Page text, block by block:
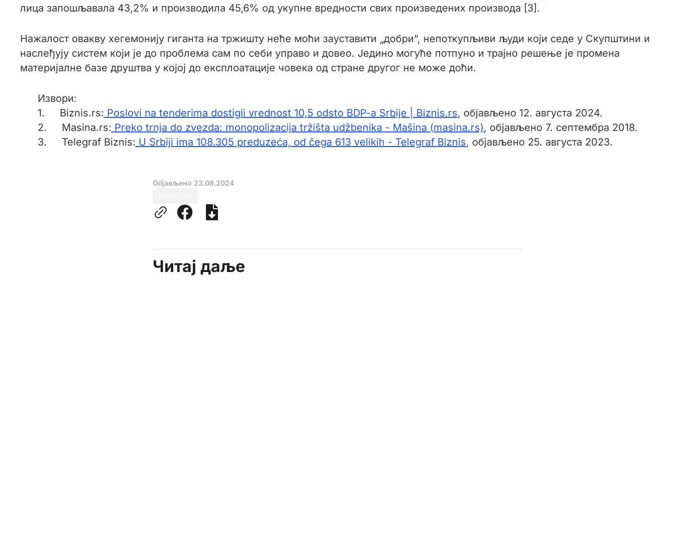
лица запошљавала 43,2% и производила 45,6% од укупне вредности свих произведених производа [3].
Нажалост овакву хегемонију гиганта на тржишту неће моћи зауставити „добри“, непоткупљиви људи који седе у Скупштини и
наслеђују систем који је до проблема сам по себи управо и довео. Једино могуће потпуно и трајно решење је промена
материјалне базе друштва у којој до експлоатације човека од стране другог не може доћи.
Извори:
1. Biznis.rs: Poslovi na tenderima dostigli vrednost 10,5 odsto BDP-a Srbije | Biznis.rs, објављено 12. августа 2024.
2. Masina.rs: Preko trnja do zvezda: monopolizacija tržišta udžbenika - Mašina (masina.rs), објављено 7. септембра 2018.
3. Telegraf Biznis: U Srbiji ima 108.305 preduzeća, od čega 613 velikih - Telegraf Biznis, објављено 25. августа 2023.
Објављено 23.08.2024
Читај даље